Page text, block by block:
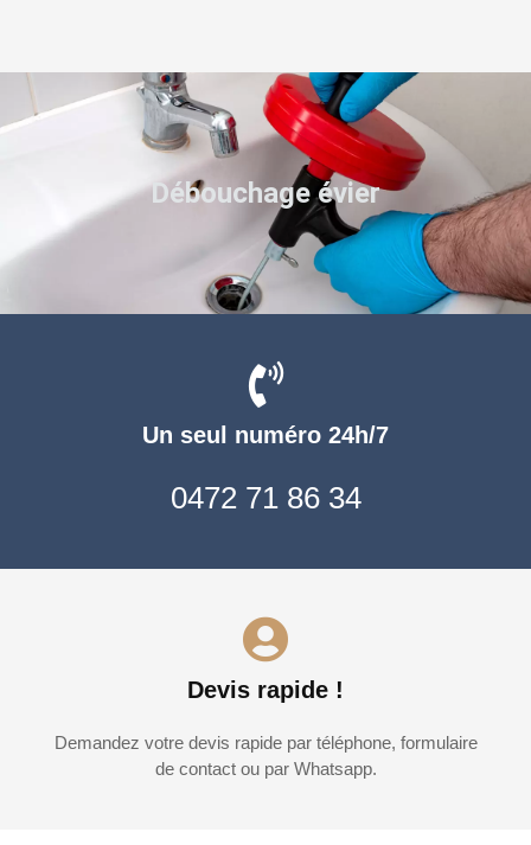
Un seul numéro 24h/7
0472 71 86 34
Devis rapide !
Demandez votre devis rapide par téléphone, formulaire
de contact ou par Whatsapp.
Débouchage évier